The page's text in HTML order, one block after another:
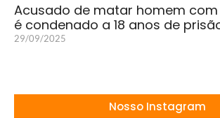
Acusado de matar homem com
é condenado a 18 anos de
29/09/2025
Nosso Instagram